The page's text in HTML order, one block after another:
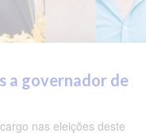
a governador de
nas eleições deste